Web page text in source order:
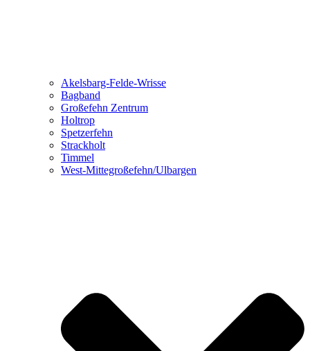
Akelsbarg-Felde-Wrisse
Bagband
Großefehn Zentrum
Holtrop
Spetzerfehn
Strackholt
Timmel
West-Mittegroßefehn/Ulbargen